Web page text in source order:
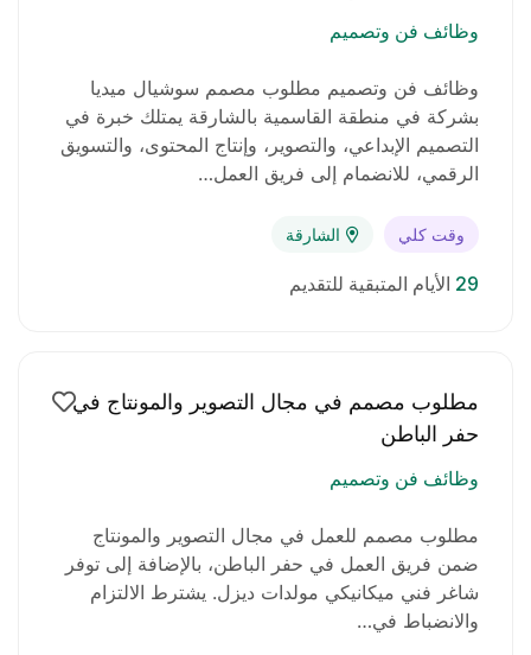
المزايا:
دوام كامل: من 9:30 صباحًا إلى 7:30 مساءً.
الموقع: الشارقة – الصناعية 11.
مواصلات متوفرة من صحارى سنتر.
بيئة عمل احترافية وداعمة توفر فرصًا للتطوير والإبداع.
وظائف فن وتصميم
وظائف فن وتصميم مطلوب مصمم سوشيال ميديا
بشركة في منطقة القاسمية بالشارقة يمتلك خبرة في
التصميم الإبداعي، والتصوير، وإنتاج المحتوى، والتسويق
الرقمي، للانضمام إلى فريق العمل…
وقت كلي الشارقة
29 الأيام المتبقية للتقديم
مطلوب مصمم في مجال التصوير والمونتاج في
حفر الباطن
وظائف فن وتصميم
مطلوب مصمم للعمل في مجال التصوير والمونتاج
ضمن فريق العمل في حفر الباطن، بالإضافة إلى توفر
شاغر فني ميكانيكي مولدات ديزل. يشترط الالتزام
والانضباط في…